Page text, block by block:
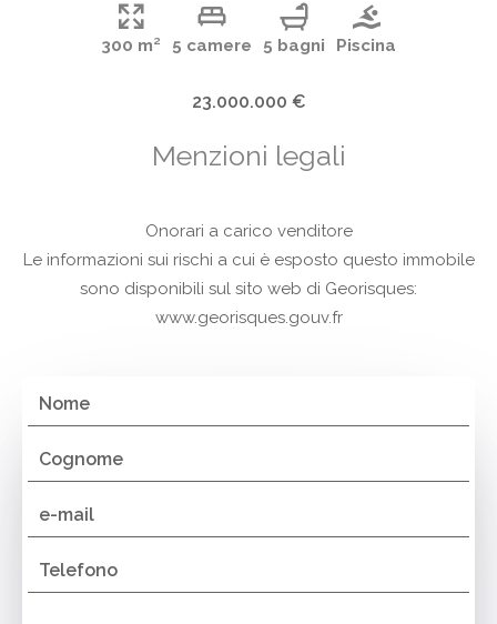
300 m² 5 camere 5 bagni Piscina
23.000.000 €
Menzioni legali
Onorari a carico venditore
Le informazioni sui rischi a cui è esposto questo immobile
sono disponibili sul sito web di Georisques:
www.georisques.gouv.fr